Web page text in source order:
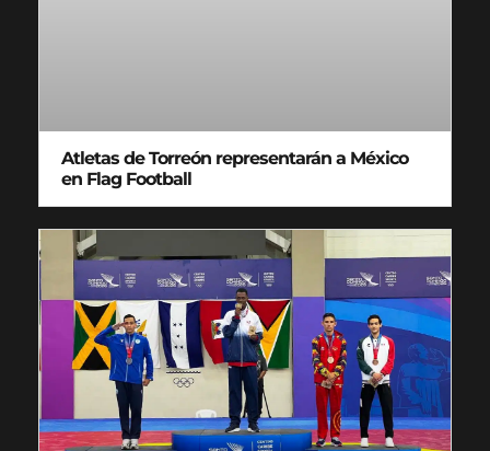
Atletas de Torreón representarán a México
en Flag Football